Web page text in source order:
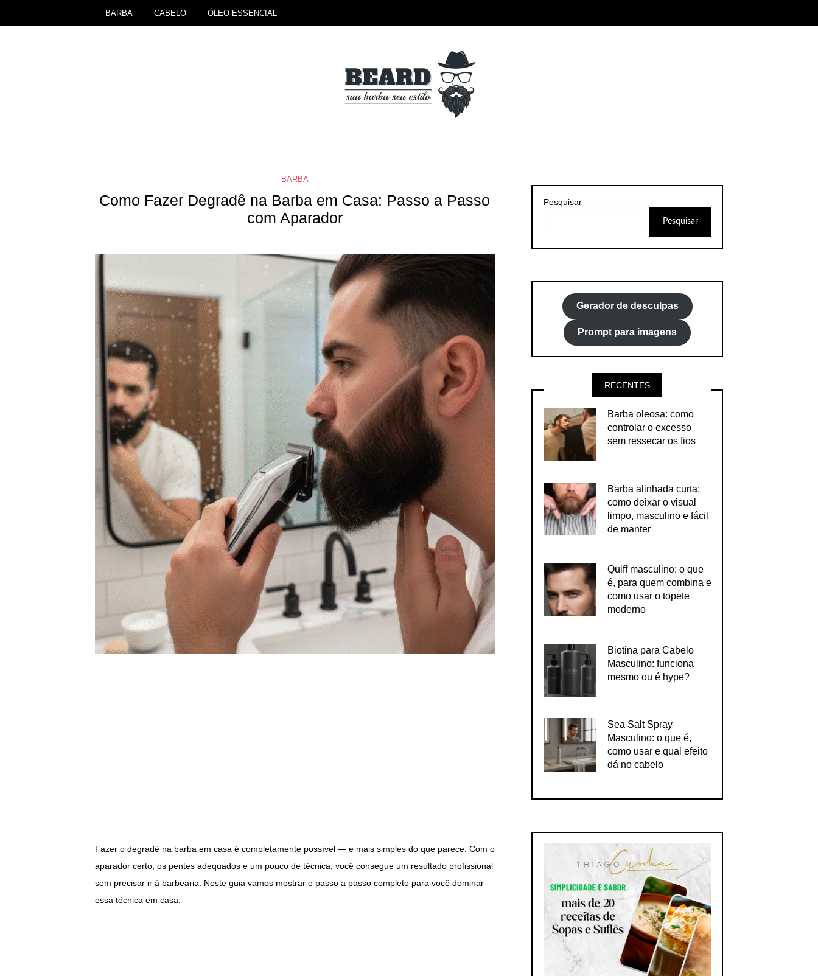
BARBA CABELO ÓLEO ESSENCIAL
BARBA
Como Fazer Degradê na Barba em Casa: Passo a Passo
com Aparador
Fazer o degradê na barba em casa é completamente possível — e mais simples do que parece. Com o
aparador certo, os pentes adequados e um pouco de técnica, você consegue um resultado profissional
sem precisar ir à barbearia. Neste guia vamos mostrar o passo a passo completo para você dominar
essa técnica em casa.
Pesquisar
Pesquisar
Gerador de desculpas
Prompt para imagens
RECENTES
Barba oleosa: como
controlar o excesso
sem ressecar os fios
Barba alinhada curta:
como deixar o visual
limpo, masculino e fácil
de manter
Quiff masculino: o que
é, para quem combina e
como usar o topete
moderno
Biotina para Cabelo
Masculino: funciona
mesmo ou é hype?
Sea Salt Spray
Masculino: o que é,
como usar e qual efeito
dá no cabelo